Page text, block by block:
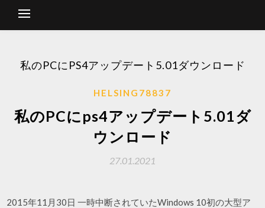
私のPCにPS4アップデート5.01ダウンロード
HELSING78837
私のPCにps4アップデート5.01ダ
ウンロード
27.01.2021
2015年11月30日 一時中断されていたWindows 10初の大型ア